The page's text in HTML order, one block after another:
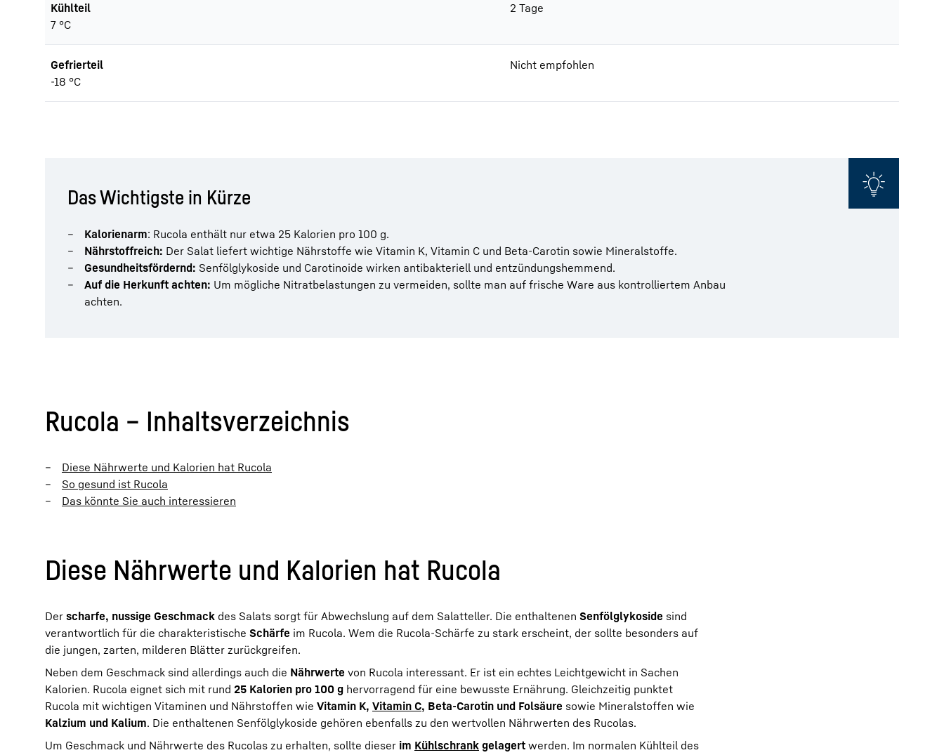
Kühlteil
7 °C
2 Tage
Gefrierteil
-18 °C
Nicht empfohlen
Das Wichtigste in Kürze
Kalorienarm: Rucola enthält nur etwa 25 Kalorien pro 100 g.
Nährstoffreich: Der Salat liefert wichtige Nährstoffe wie Vitamin K, Vitamin C und Beta-Carotin sowie Mineralstoffe.
Gesundheitsfördernd: Senfölglykoside und Carotinoide wirken antibakteriell und entzündungshemmend.
Auf die Herkunft achten: Um mögliche Nitratbelastungen zu vermeiden, sollte man auf frische Ware aus kontrolliertem Anbau
achten.
Rucola – Inhaltsverzeichnis
Diese Nährwerte und Kalorien hat Rucola
So gesund ist Rucola
Das könnte Sie auch interessieren
Diese Nährwerte und Kalorien hat Rucola
Der scharfe, nussige Geschmack des Salats sorgt für Abwechslung auf dem Salatteller. Die enthaltenen Senfölglykoside sind
verantwortlich für die charakteristische Schärfe im Rucola. Wem die Rucola-Schärfe zu stark erscheint, der sollte besonders auf
die jungen, zarten, milderen Blätter zurückgreifen.
Neben dem Geschmack sind allerdings auch die Nährwerte von Rucola interessant. Er ist ein echtes Leichtgewicht in Sachen
Kalorien. Rucola eignet sich mit rund 25 Kalorien pro 100 g hervorragend für eine bewusste Ernährung. Gleichzeitig punktet
Rucola mit wichtigen Vitaminen und Nährstoffen wie Vitamin K, Vitamin C, Beta-Carotin und Folsäure sowie Mineralstoffen wie
Kalzium und Kalium. Die enthaltenen Senfölglykoside gehören ebenfalls zu den wertvollen Nährwerten des Rucolas.
Um Geschmack und Nährwerte des Rucolas zu erhalten, sollte dieser im Kühlschrank gelagert werden. Im normalen Kühlteil des